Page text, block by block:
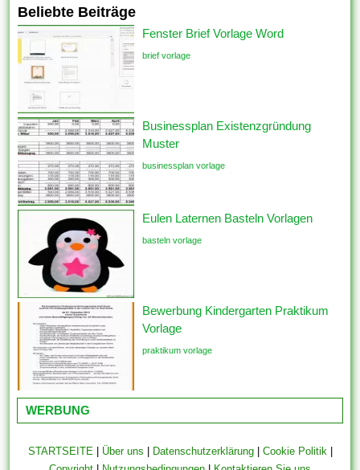
Beliebte Beiträge
Fenster Brief Vorlage Word
brief vorlage
Businessplan Existenzgründung
Muster
businessplan vorlage
Eulen Laternen Basteln Vorlagen
basteln vorlage
Bewerbung Kindergarten Praktikum
Vorlage
praktikum vorlage
WERBUNG
STARTSEITE | Über uns | Datenschutzerklärung| Cookie Politik |